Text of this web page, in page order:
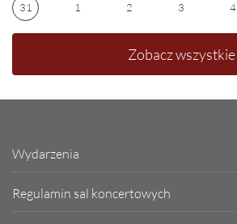
31 1 2 3 4
Zobacz wszystkie
Wydarzenia
Regulamin sal koncertowych